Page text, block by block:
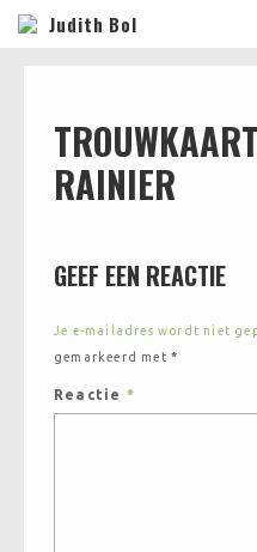
Judith Bol
RAINIER
GEEF EEN REACTIE
Je e-mailadres wordt niet
gemarkeerd met *
Reactie *